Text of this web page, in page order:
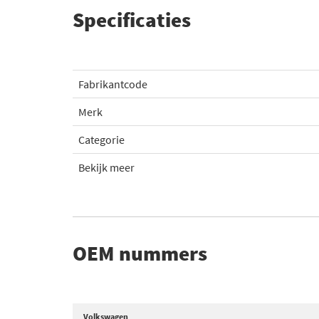
Specificaties
Fabrikantcode
Merk
Categorie
Bekijk meer
OEM nummers
Volkswagen